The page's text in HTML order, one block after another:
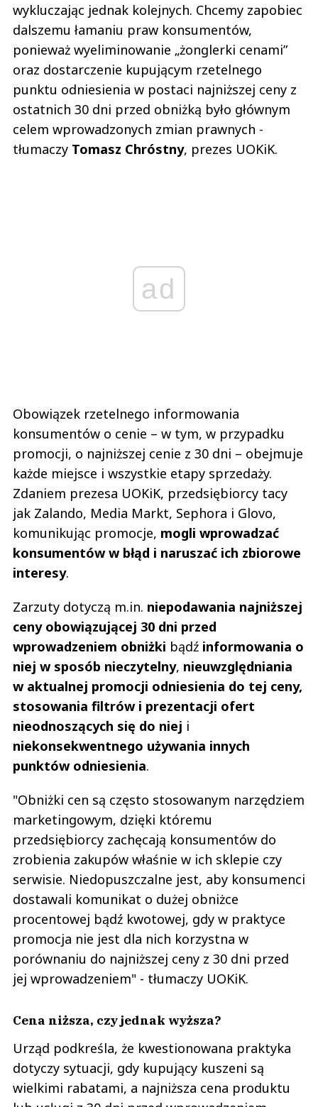
wykluczając jednak kolejnych. Chcemy zapobiec
dalszemu łamaniu praw konsumentów,
ponieważ wyeliminowanie „żonglerki cenami”
oraz dostarczenie kupującym rzetelnego
punktu odniesienia w postaci najniższej ceny z
ostatnich 30 dni przed obniżką było głównym
celem wprowadzonych zmian prawnych -
tłumaczy Tomasz Chróstny, prezes UOKiK.
ad
Obowiązek rzetelnego informowania
konsumentów o cenie – w tym, w przypadku
promocji, o najniższej cenie z 30 dni – obejmuje
każde miejsce i wszystkie etapy sprzedaży.
Zdaniem prezesa UOKiK, przedsiębiorcy tacy
jak Zalando, Media Markt, Sephora i Glovo,
komunikując promocje, mogli wprowadzać
konsumentów w błąd i naruszać ich zbiorowe
interesy.
Zarzuty dotyczą m.in. niepodawania najniższej
ceny obowiązującej 30 dni przed
wprowadzeniem obniżki bądź informowania o
niej w sposób nieczytelny, nieuwzględniania
w aktualnej promocji odniesienia do tej ceny,
stosowania filtrów i prezentacji ofert
nieodnoszących się do niej i
niekonsekwentnego używania innych
punktów odniesienia.
"Obniżki cen są często stosowanym narzędziem
marketingowym, dzięki któremu
przedsiębiorcy zachęcają konsumentów do
zrobienia zakupów właśnie w ich sklepie czy
serwisie. Niedopuszczalne jest, aby konsumenci
dostawali komunikat o dużej obniżce
procentowej bądź kwotowej, gdy w praktyce
promocja nie jest dla nich korzystna w
porównaniu do najniższej ceny z 30 dni przed
jej wprowadzeniem" - tłumaczy UOKiK.
Cena niższa, czy jednak wyższa?
Urząd podkreśla, że kwestionowana praktyka
dotyczy sytuacji, gdy kupujący kuszeni są
wielkimi rabatami, a najniższa cena produktu